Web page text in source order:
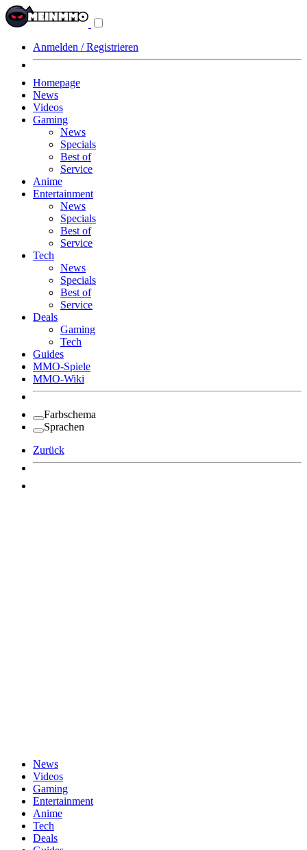
Anmelden / Registrieren
Homepage
News
Videos
Gaming
News
Specials
Best of
Service
Anime
Entertainment
News
Specials
Best of
Service
Tech
News
Specials
Best of
Service
Deals
Gaming
Tech
Guides
MMO-Spiele
MMO-Wiki
Farbschema
Sprachen
Zurück
News
Videos
Gaming
Entertainment
Anime
Tech
Deals